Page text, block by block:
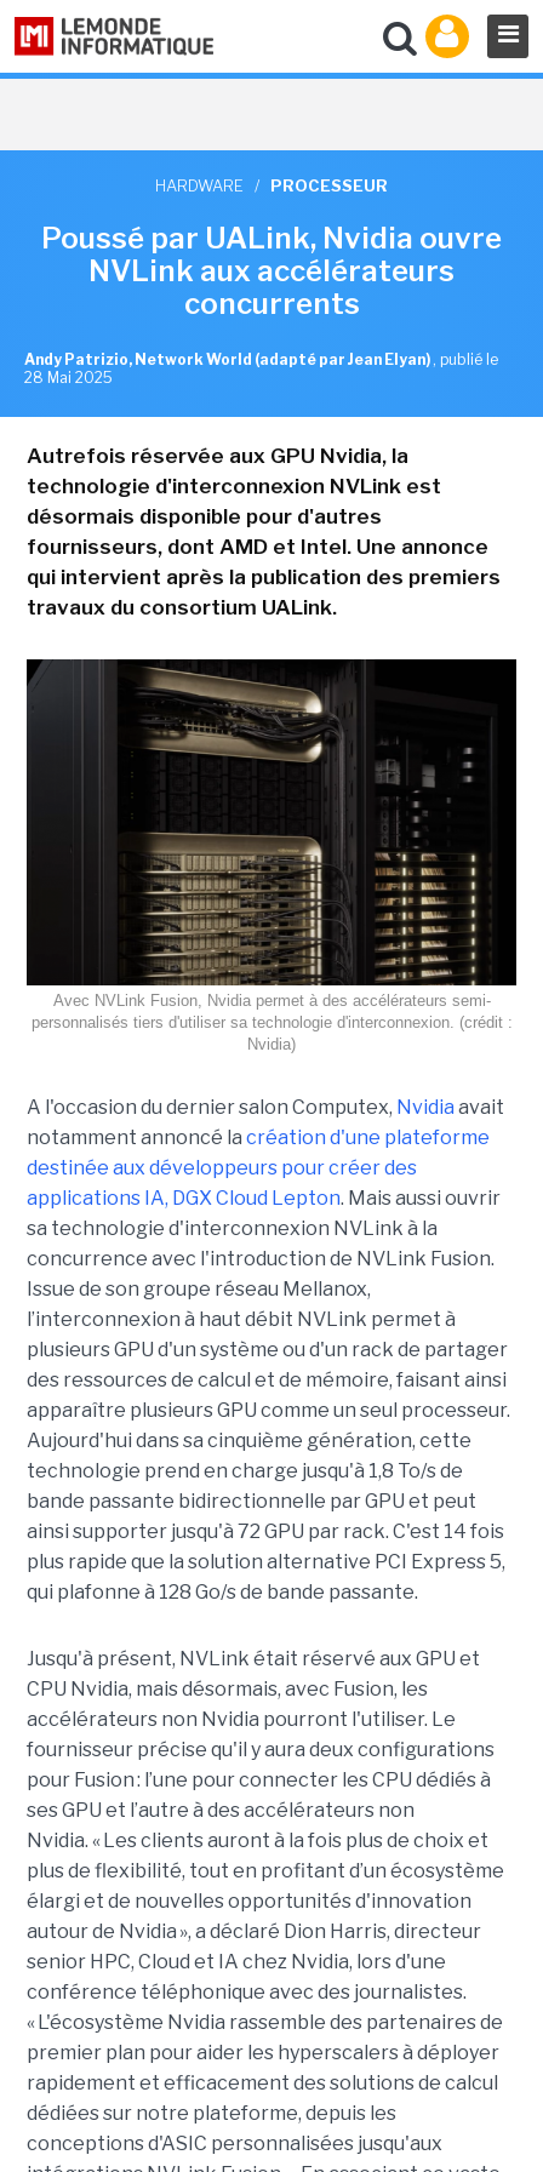
HARDWARE / PROCESSEUR
Poussé par UALink, Nvidia ouvre
NVLink aux accélérateurs
concurrents
Andy Patrizio, Network World (adapté par Jean Elyan) , publié le
28 Mai 2025
Autrefois réservée aux GPU Nvidia, la
technologie d'interconnexion NVLink est
désormais disponible pour d'autres
fournisseurs, dont AMD et Intel. Une annonce
qui intervient après la publication des premiers
travaux du consortium UALink.
Avec NVLink Fusion, Nvidia permet à des accélérateurs semi-
personnalisés tiers d'utiliser sa technologie d'interconnexion. (crédit :
Nvidia)
A l'occasion du dernier salon Computex, Nvidia avait
notamment annoncé la création d'une plateforme
destinée aux développeurs pour créer des
applications IA, DGX Cloud Lepton. Mais aussi ouvrir
sa technologie d'interconnexion NVLink à la
concurrence avec l'introduction de NVLink Fusion.
Issue de son groupe réseau Mellanox,
l’interconnexion à haut débit NVLink permet à
plusieurs GPU d'un système ou d'un rack de partager
des ressources de calcul et de mémoire, faisant ainsi
apparaître plusieurs GPU comme un seul processeur.
Aujourd'hui dans sa cinquième génération, cette
technologie prend en charge jusqu'à 1,8 To/s de
bande passante bidirectionnelle par GPU et peut
ainsi supporter jusqu'à 72 GPU par rack. C'est 14 fois
plus rapide que la solution alternative PCI Express 5,
qui plafonne à 128 Go/s de bande passante.
Jusqu'à présent, NVLink était réservé aux GPU et
CPU Nvidia, mais désormais, avec Fusion, les
accélérateurs non Nvidia pourront l'utiliser. Le
fournisseur précise qu'il y aura deux configurations
pour Fusion : l’une pour connecter les CPU dédiés à
ses GPU et l’autre à desaccélérateurs non
Nvidia. « Les clients auront à la fois plus de choix et
plus de flexibilité, tout en profitant d’un écosystème
élargi et de nouvelles opportunités d'innovation
autour de Nvidia », a déclaré Dion Harris, directeur
senior HPC, Cloud et IA chez Nvidia, lors d'une
conférence téléphonique avec des journalistes.
« L'écosystème Nvidia rassemble des partenaires de
premier plan pour aider les hyperscalersà déployer
rapidement et efficacement des solutions de calcul
dédiéessur notre plateforme, depuis les
conceptions d'ASIC personnalisées jusqu'aux